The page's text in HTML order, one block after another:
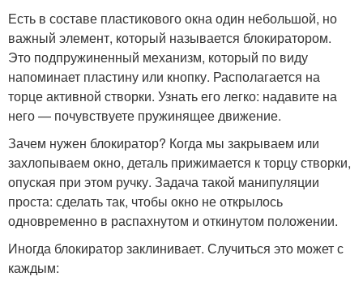
Есть в составе пластикового окна один небольшой, но
важный элемент, который называется блокиратором.
Это подпружиненный механизм, который по виду
напоминает пластину или кнопку. Располагается на
торце активной створки. Узнать его легко: надавите на
него — почувствуете пружинящее движение.
Зачем нужен блокиратор? Когда мы закрываем или
захлопываем окно, деталь прижимается к торцу створки,
опуская при этом ручку. Задача такой манипуляции
проста: сделать так, чтобы окно не открылось
одновременно в распахнутом и откинутом положении.
Иногда блокиратор заклинивает. Случиться это может с
каждым: